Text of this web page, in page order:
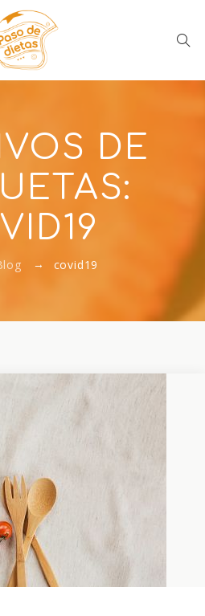
DE
→ covid19